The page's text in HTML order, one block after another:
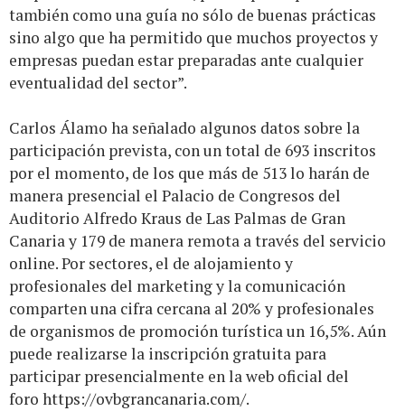
también como una guía no sólo de buenas prácticas
sino algo que ha permitido que muchos proyectos y
empresas puedan estar preparadas ante cualquier
eventualidad del sector”.
Carlos Álamo ha señalado algunos datos sobre la
participación prevista, con un total de 693 inscritos
por el momento, de los que más de 513 lo harán de
manera presencial el Palacio de Congresos del
Auditorio Alfredo Kraus de Las Palmas de Gran
Canaria y 179 de manera remota a través del servicio
online. Por sectores, el de alojamiento y
profesionales del marketing y la comunicación
comparten una cifra cercana al 20% y profesionales
de organismos de promoción turística un 16,5%. Aún
puede realizarse la inscripción gratuita para
participar presencialmente en la web oficial del
foro https://ovbgrancanaria.com/.